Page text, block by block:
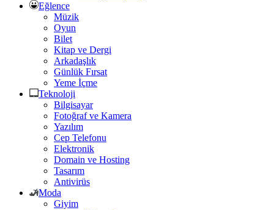
Eğlence
Müzik
Oyun
Bilet
Kitap ve Dergi
Arkadaşlık
Günlük Fırsat
Yeme İçme
Teknoloji
Bilgisayar
Fotoğraf ve Kamera
Yazılım
Cep Telefonu
Elektronik
Domain ve Hosting
Tasarım
Antivirüs
Moda
Giyim